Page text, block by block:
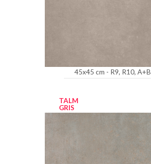
45x45 cm - R9, R10, A+B
TALM
GRIS